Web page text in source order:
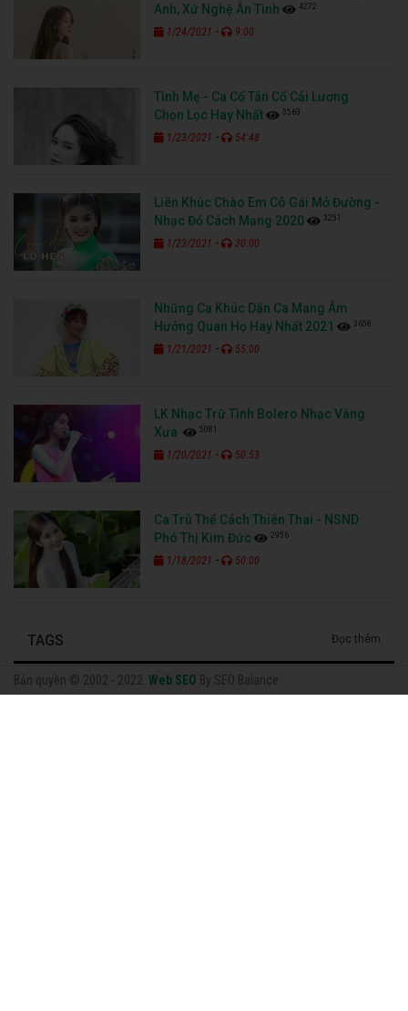
Anh, Xứ Nghệ Ân Tình
4272
1/24/2021 - 9:00
Tình Mẹ - Ca Cổ Tân Cổ Cải Lương
Chọn Lọc Hay Nhất
3563
1/23/2021 - 54:48
Liên Khúc Chào Em Cô Gái Mở Đường -
Nhạc Đỏ Cách Mạng 2020
3251
1/23/2021 - 30:00
Những Ca Khúc Dân Ca Mang Âm
Hưởng Quan Họ Hay Nhất 2021
3658
1/21/2021 - 55:00
LK Nhạc Trữ Tình Bolero Nhạc Vàng
Xưa
5081
1/20/2021 - 50:53
Ca Trù Thể Cách Thiên Thai - NSND
Phó Thị Kim Đức
2956
1/18/2021 - 50:00
TAGS Đọc thêm
Bản quyền © 2002 - 2022. Web SEO By SEO Balance